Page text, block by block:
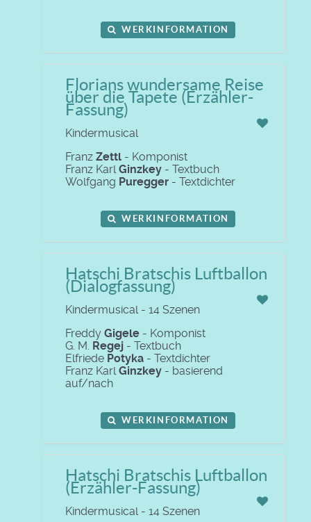
WERKINFORMATION
Florians wundersame Reise
über die Tapete (Erzähler-
Fassung)
Kindermusical
Franz Zettl - Komponist
Franz KarlGinzkey - Textbuch
Wolfgang Puregger - Textdichter
WERKINFORMATION
Hatschi Bratschis Luftballon
(Dialogfassung)
Kindermusical - 14 Szenen
Freddy Gigele - Komponist
G. M. Regej - Textbuch
Elfriede Potyka - Textdichter
Franz KarlGinzkey - basierend
auf/nach
WERKINFORMATION
Hatschi Bratschis Luftballon
(Erzähler-Fassung)
Kindermusical - 14 Szenen